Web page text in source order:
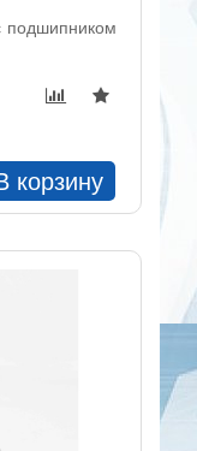
подшипником
корзину